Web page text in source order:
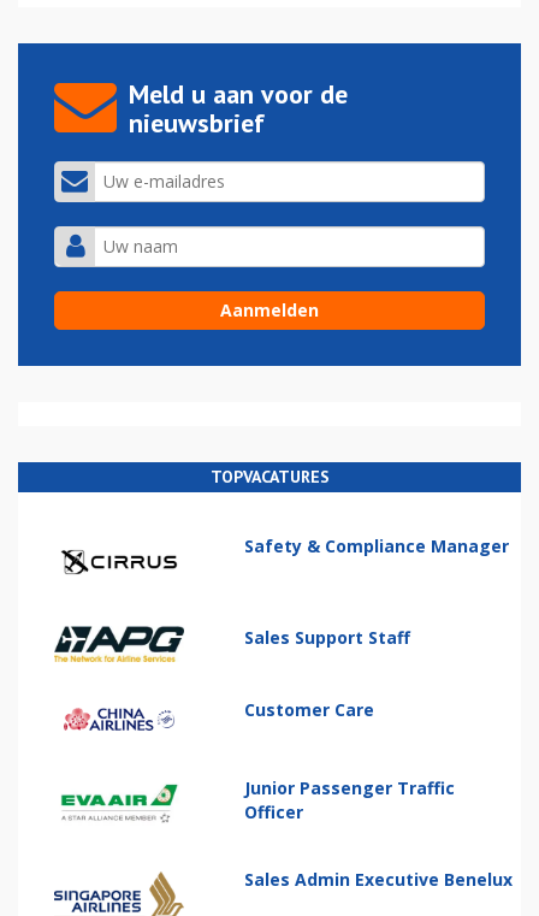
Meld u aan voor de
nieuwsbrief
TOPVACATURES
Safety & Compliance Manager
Sales Support Staff
Customer Care
Junior Passenger Traffic
Officer
Sales Admin Executive Benelux